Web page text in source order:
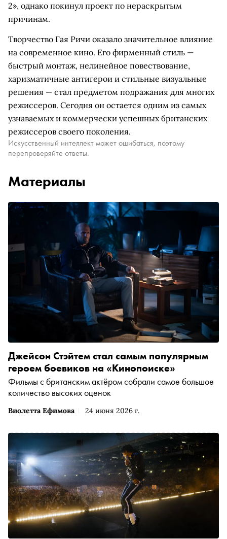
2», однако покинул проект по нераскрытым
причинам.
Творчество Гая Ричи оказало значительное влияние
на современное кино. Его фирменный стиль —
быстрый монтаж, нелинейное повествование,
харизматичные антигерои и стильные визуальные
решения — стал предметом подражания для многих
режиссеров. Сегодня он остается одним из самых
узнаваемых и коммерчески успешных британских
режиссеров своего поколения.
Искусственный интеллект может ошибаться, поэтому
перепроверяйте ответы.
Материалы
Виолетта Ефимова 24 июня 2026 г.
Джейсон Стэйтем стал самым популярным
героем боевиков на «Кинопоиске»
Фильмы с британским актёром собрали самое большое
количество высоких оценок